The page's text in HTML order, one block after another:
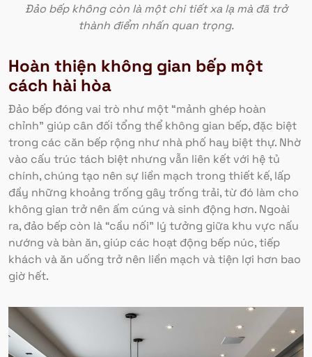
Đảo bếp không còn là một chi tiết xa lạ mà đã trở
thành điểm nhấn quan trọng.
Hoàn thiện không gian bếp một
cách hài hòa
Đảo bếp đóng vai trò như một “mảnh ghép hoàn
chỉnh” giúp cân đối tổng thể không gian bếp, đặc biệt
trong các căn bếp rộng như nhà phố hay biệt thự. Nhờ
vào cấu trúc tách biệt nhưng vẫn liên kết với hệ tủ
chính, chúng tạo nên sự liền mạch trong thiết kế, lấp
đầy những khoảng trống gây trống trải, từ đó làm cho
không gian trở nên ấm cúng và sinh động hơn. Ngoài
ra, đảo bếp còn là “cầu nối” lý tưởng giữa khu vực nấu
nướng và bàn ăn, giúp các hoạt động bếp núc, tiếp
khách và ăn uống trở nên liền mạch và tiện lợi hơn bao
giờ hết.